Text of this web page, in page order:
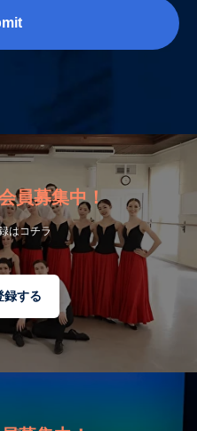
員募集中！
はコチラ
録する